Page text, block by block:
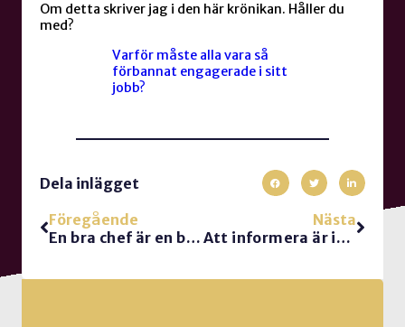
Om detta skriver jag i den här krönikan. Håller du
med?
Varför måste alla vara så
förbannat engagerade i sitt
jobb?
Dela inlägget
Föregående
En bra chef är en bra säljare
Nästa
Att informera är inte ett mål